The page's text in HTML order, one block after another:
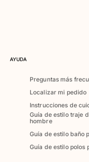
AYUDA
Preguntas más
Localizar mi pedido
Instrucciones de
Guía de estilo traje
hombre
Guía de estilo baño
Guía de estilo polos